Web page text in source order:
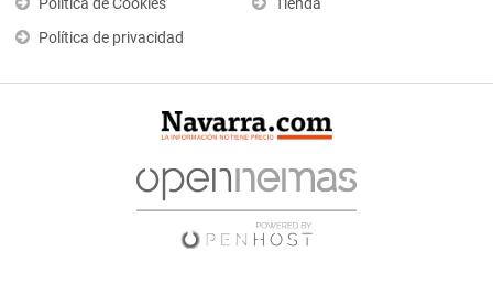
Política de Cookies
Política de privacidad
Tienda